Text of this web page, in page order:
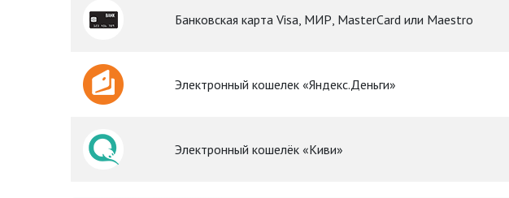
Банковская карта Visa, МИР, MasterCard или Maestro
Электронный кошелек «Яндекс.Деньги»
Электронный кошелёк «Киви»